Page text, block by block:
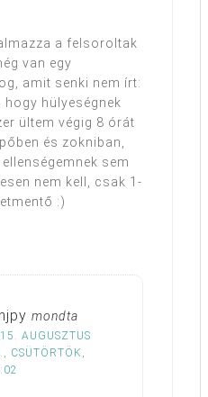
a felsoroltak
van egy
amit senki nem írt:
hogy hülyeségnek
ültem végig 8 órát
és zokniban,
sem
nem kell, csak 1-
:)
mondta
AUGUSZTUS
CSÜTÖRTÖK,